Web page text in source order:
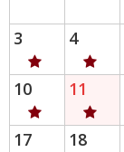
3 4
10 11
17 18